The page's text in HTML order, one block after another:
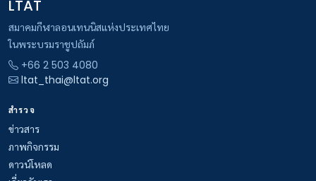
LTAT
สมาคมกีฬาลอนเทนนิสแห่งประเทศไทย
ในพระบรมราชูปถัมภ์
+66 2 503 4080
ltat_thai@ltat.org
สำรวจ
ข่าวสาร
ภาพกิจกรรม
ดาวน์โหลด